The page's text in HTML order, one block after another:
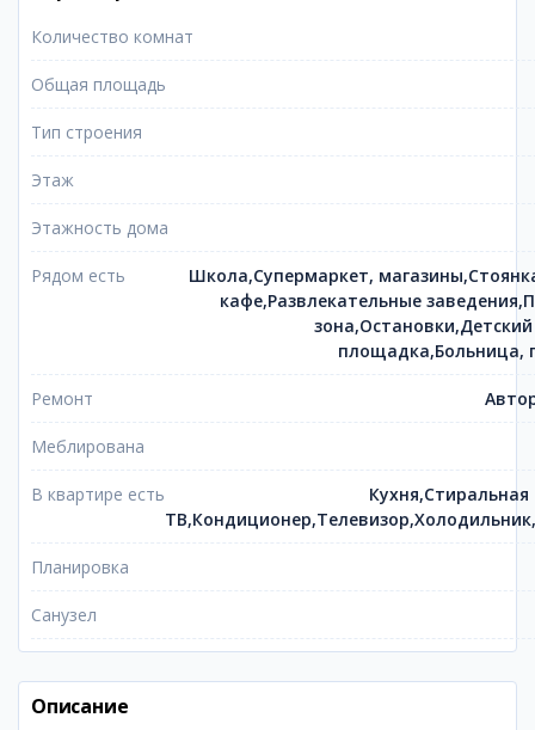
Количество комнат
Общая площадь
Тип строения
Этаж
Этажность дома
Рядом есть
Школа,Супермаркет,
кафе,Развлекательные
площадка,Больница,
Ремонт
Меблирована
В квартире есть
Планировка
Санузел
Описание